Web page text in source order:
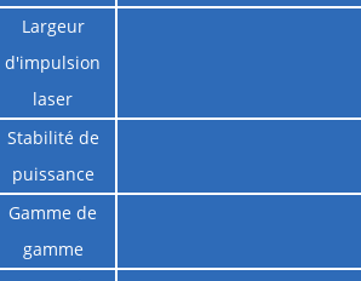
Largeur
d'impulsion
laser
Stabilité de
puissance
Gamme de
gamme